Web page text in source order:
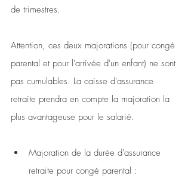
de trimestres.
Attention, ces deux majorations (pour congé
parental et pour l'arrivée d'un enfant) ne sont
pas cumulables. La caisse d'assurance
retraite prendra en compte la majoration la
plus avantageuse pour le salarié.
Majoration de la durée d'assurance
retraite pour congé parental :